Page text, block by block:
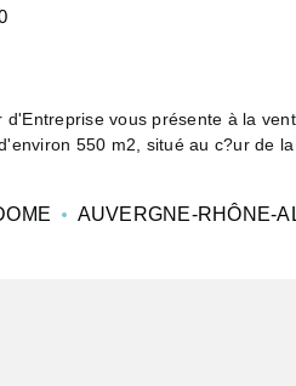
vous présente à la
550 m2, situé au c?ur de
AUVERGNE-RHÔNE-